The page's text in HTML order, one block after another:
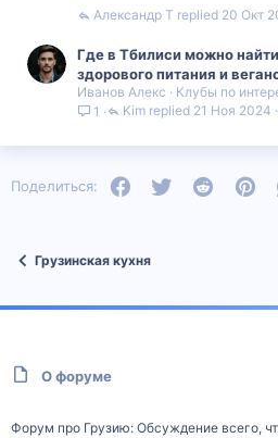
20 Окт
Александр Т
Где в Тбилиси можно
здорового питания и
Иванов Алекс
Клубы по
1
21 Ноя 2024
Kim
Поделиться: FacebookTwitter Reddit
Грузинская кухня
О форуме
Форум про Грузию: Обсуждение всего,